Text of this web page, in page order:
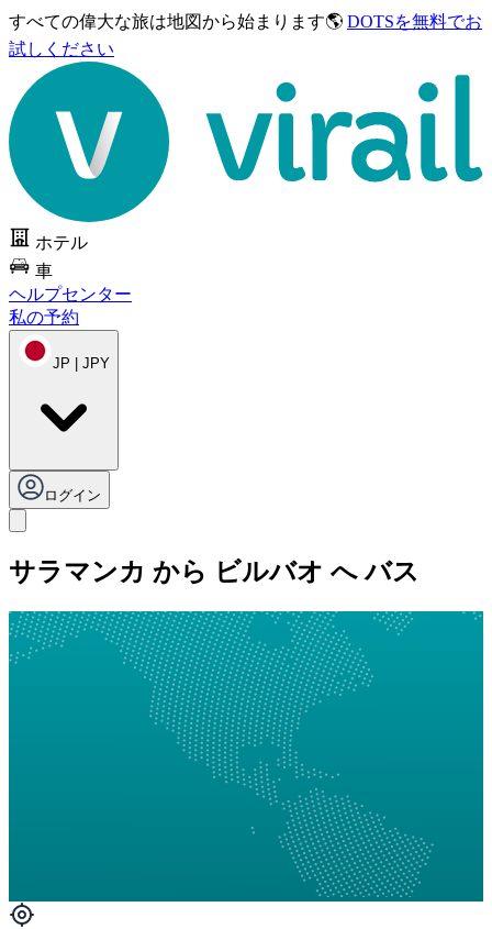
すべての偉大な旅は地図から始まります🌎 DOTSを無料でお
試しください
ホテル
車
ヘルプセンター
私の予約
JP | JPY
ログイン
サラマンカ から ビルバオ へ バス